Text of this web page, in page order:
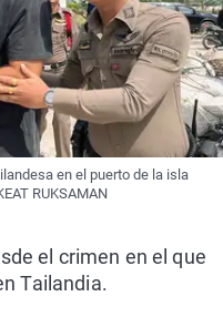
en el puerto de la isla
RUKSAMAN
el crimen en el que
Tailandia.